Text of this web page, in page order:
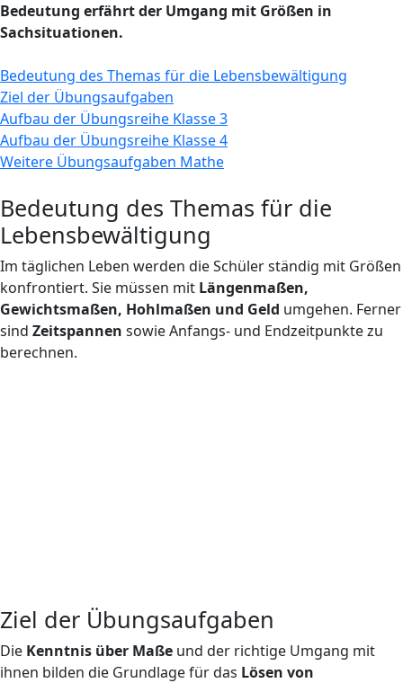
Bedeutung erfährt der Umgang mit Größen in
Sachsituationen.
Bedeutung des Themas für die Lebensbewältigung
Ziel der Übungsaufgaben
Aufbau der Übungsreihe Klasse 3
Aufbau der Übungsreihe Klasse 4
Weitere Übungsaufgaben Mathe
Bedeutung des Themas für die
Lebensbewältigung
Im täglichen Leben werden die Schüler ständig mit Größen
konfrontiert. Sie müssen mit Längenmaßen,
Gewichtsmaßen, Hohlmaßen und Geld umgehen. Ferner
sind Zeitspannen sowie Anfangs- und Endzeitpunkte zu
berechnen.
Ziel der Übungsaufgaben
Die Kenntnis über Maße und der richtige Umgang mit
ihnen bilden die Grundlage für das Lösen von